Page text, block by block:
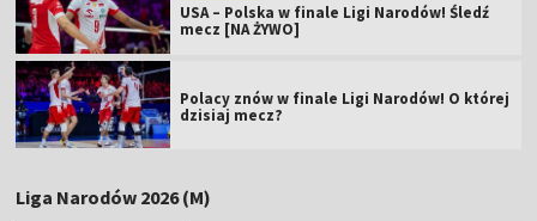
USA – Polska w finale Ligi Narodów! Śledź
mecz [NA ŻYWO]
Polacy znów w finale Ligi Narodów! O której
dzisiaj mecz?
Liga Narodów 2026 (M)